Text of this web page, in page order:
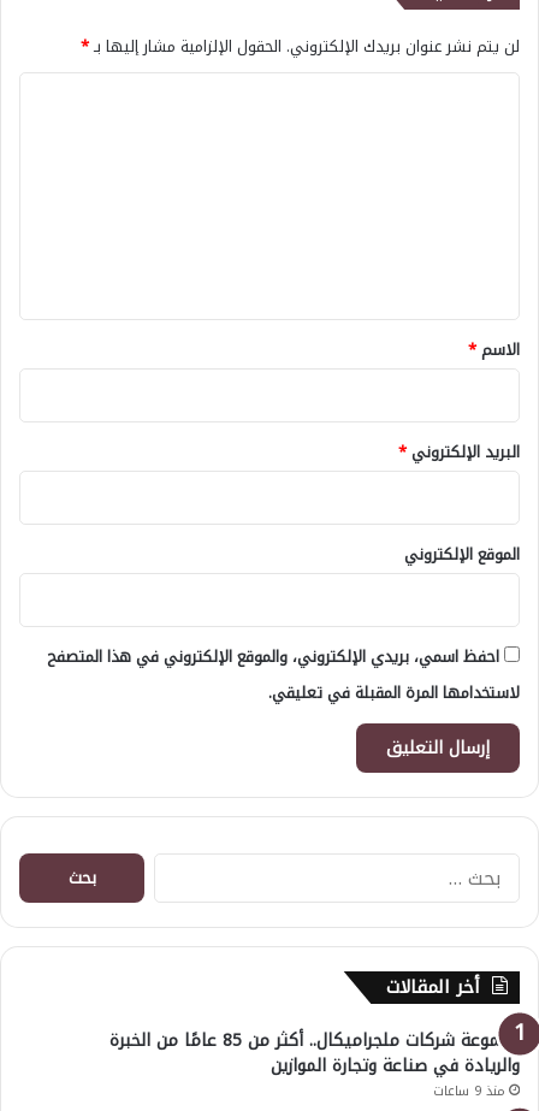
لن يتم نشر عنوان بريدك الإلكتروني. الحقول الإلزامية مشار إليها بـ*
*
الاسم*
البريد الإلكتروني*
الموقع الإلكتروني
احفظ اسمي، بريدي الإلكتروني، والموقع الإلكتروني في هذا المتصفح
لاستخدامها المرة المقبلة في تعليقي.
البحث
عن:
أخر المقالات
مجموعة شركات ملجراميكال.. أكثر من 85 عامًا من الخبرة
والريادة في صناعة وتجارة الموازين
منذ 9 ساعات